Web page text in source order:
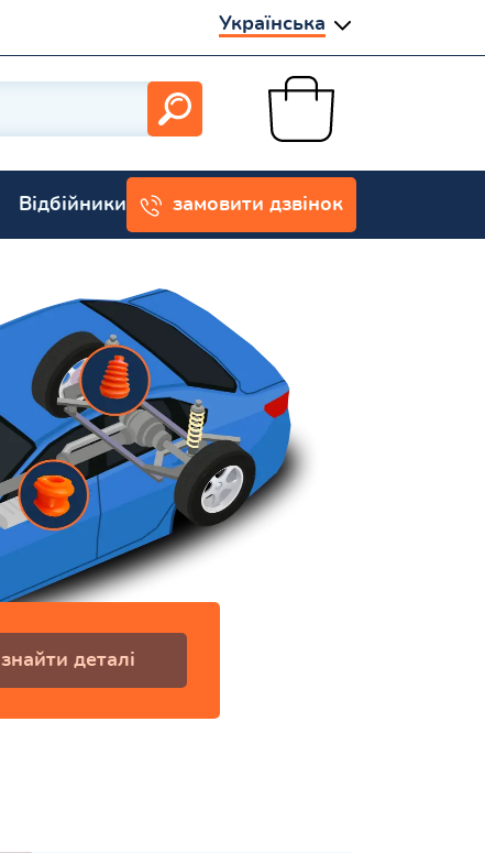
Українська
Відбійники замовити дзвінок
знайти деталі